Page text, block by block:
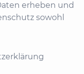
erheben und
sowohl